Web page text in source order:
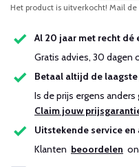
Het product is uitverkocht! Mail de
Al 20 jaar met recht dé
Gratis advies, 30 dagen
Betaal altijd de
Is de prijs ergens anders
Claim jouw
Uitstekende service
Klanten beoordelen